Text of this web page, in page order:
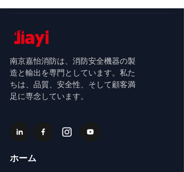
ホーム
南京嘉怡消防は、消防安全機器の製
造と輸出を専門としています。私た
ちは、品質、安全性、そして顧客満
足に専念しています。